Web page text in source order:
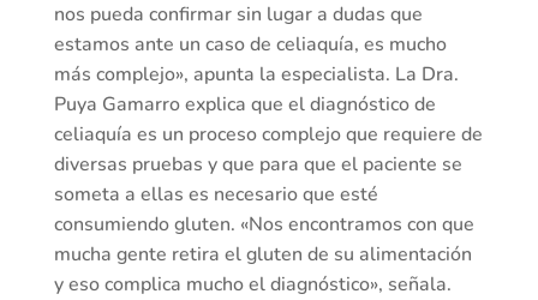
nos pueda confirmar sin lugar a dudas que
estamos ante un caso de celiaquía, es mucho
más complejo», apunta la especialista. La Dra.
Puya Gamarro explica que el diagnóstico de
celiaquía es un proceso complejo que requiere de
diversas pruebas y que para que el paciente se
someta a ellas es necesario que esté
consumiendo gluten. «Nos encontramos con que
mucha gente retira el gluten de su alimentación
y eso complica mucho el diagnóstico», señala.